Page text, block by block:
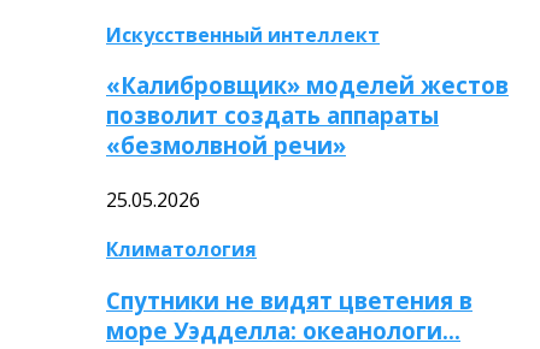
Искусственный интеллект
«Калибровщик» моделей жестов
позволит создать аппараты
«безмолвной речи»
25.05.2026
Климатология
Спутники не видят цветения в
море Уэдделла: океанологи…